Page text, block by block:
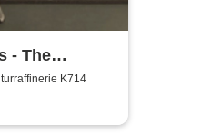
- The
TourK714